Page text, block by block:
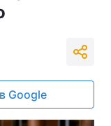
Google